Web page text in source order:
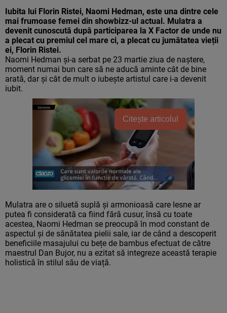
Iubita lui Florin Ristei, Naomi Hedman, este una dintre cele
mai frumoase femei din showbizz-ul actual. Mulatra a
devenit cunoscută după participarea la X Factor de unde nu
a plecat cu premiul cel mare ci, a plecat cu jumătatea vieții
ei, Florin Ristei.
Naomi Hedman și-a serbat pe 23 martie ziua de naștere,
moment numai bun care să ne aducă aminte cât de bine
arată, dar și cât de mult o iubește artistul care i-a devenit
iubit.
Citește articolul
Mulatra are o siluetă suplă și armonioasă care lesne ar
putea fi considerată ca fiind fără cusur, însă cu toate
acestea, Naomi Hedman se preocupă în mod constant de
aspectul și de sănătatea pielii sale, iar de când a descoperit
beneficiile masajului cu bețe de bambus efectuat de către
maestrul Dan Bujor, nu a ezitat să integreze această terapie
holistică în stilul său de viață.